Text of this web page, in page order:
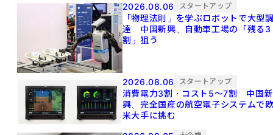
2026.08.06 スタートアップ
「物理法則」を学ぶロボットで大型
達 中国新興、自動車工場の「残る3
割」狙う
2026.08.06 スタートアップ
消費電力3割・コスト5〜7割 中国新
興、完全国産の航空電子システムで
米大手に挑む